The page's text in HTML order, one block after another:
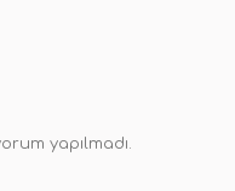
yapılmadı.